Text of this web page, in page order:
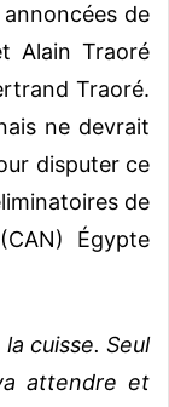
de
Alain Traoré
Traoré.
ne devrait
disputer ce
de
Égypte
cuisse. Seul
attendre et